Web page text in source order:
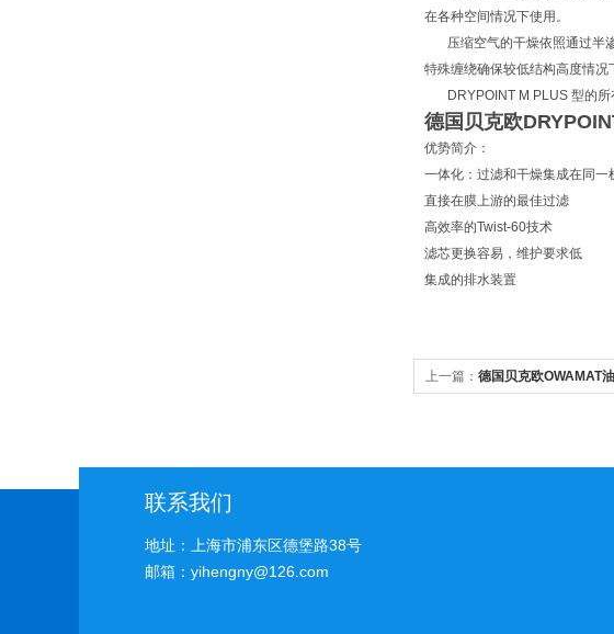
在各种空间情况下使用。
压缩空气的干燥依照通过半渗
特殊缠绕确保较低结构高度情况
DRYPOINT M PLUS 型的所
德国贝克欧
优势简介：
一体化：过滤和干燥集成在同
直接在膜上游的最佳过滤
高效率的Twist-60技术
滤芯更换容易，维护要求低
集成的排水装置
上一篇： 德国贝克欧OWAMAT
联系我们
地址：上海市浦东区德堡路38号
邮箱：yihengny@126.com